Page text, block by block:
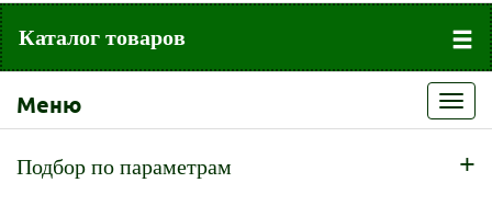
Каталог товаров
Меню
Подбор по параметрам +